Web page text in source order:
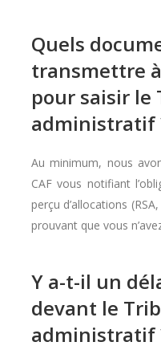
Quels
transmettre
pour saisir le
administratif
Au minimum, nous
CAF vous notifiant
perçu d’allocations
prouvant que vous
Y a-t-il un
devant le
administratif